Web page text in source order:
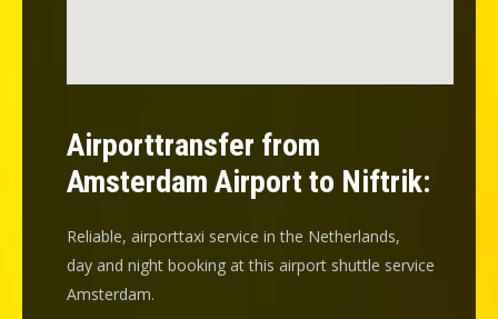
Airporttransfer from
Amsterdam Airport to Niftrik:
Reliable, airporttaxi service in the Netherlands,
day and night booking at this airport shuttle service
Amsterdam.